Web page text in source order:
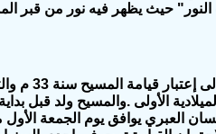
حيث يظهر فيه نور من قبر
فإن يوم التهيئة في تلك السنة وهو 14 نيسان العبري يوافق